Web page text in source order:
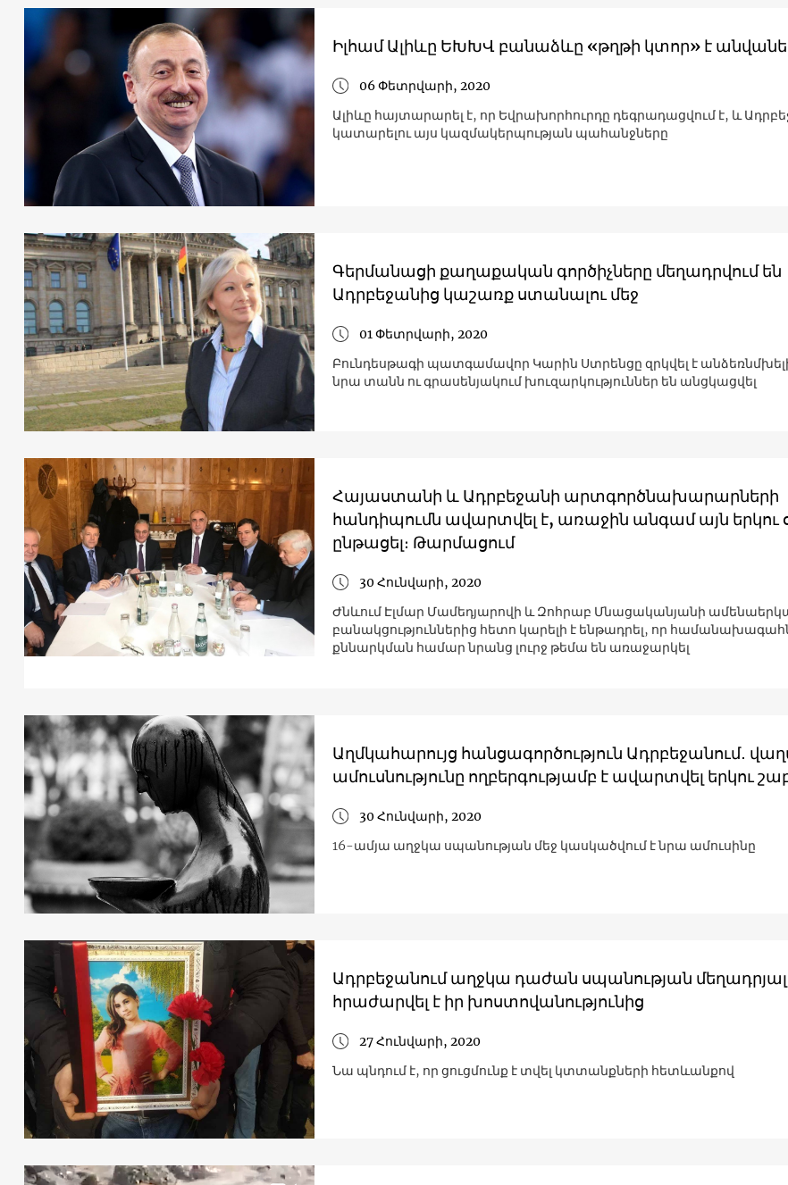
Իլհամ Ալիևը ԵԽԽՎ բանաձևը «թղթի կտոր» է
06 Փետրվարի, 2020
Ալիևը հայտարարել է, որ Եվրախորհուրդը դեգրադացվում է, և
կատարելու այս կազմակերպության պահանջները
Գերմանացի քաղաքական գործիչները մեղադրվում են
Ադրբեջանից կաշառք ստանալու մեջ
01 Փետրվարի, 2020
Բունդեսթագի պատգամավոր Կարին Ստրենցը զրկվել է
նրա տանն ու գրասենյակում խուզարկություններ են անցկացվել
Հայաստանի և Ադրբեջանի արտգործնախարարների
հանդիպումն ավարտվել է, առաջին անգամ այն երկու
ընթացել։ Թարմացում
30 Հունվարի, 2020
Ժնևում Էլմար Մամեդյարովի և Զոհրաբ Մնացականյանի
բանակցություններից հետո կարելի է ենթադրել, որ
քննարկման համար նրանց լուրջ թեմա են առաջարկել
Աղմկահարույց հանցագործություն Ադրբեջանում․
ամուսնությունը ողբերգությամբ է ավարտվել երկու
30 Հունվարի, 2020
16-ամյա աղջկա սպանության մեջ կասկածվում է նրա ամուսինը
Ադրբեջանում աղջկա դաժան սպանության
հրաժարվել է իր խոստովանությունից
27 Հունվարի, 2020
Նա պնդում է, որ ցուցմունք է տվել կտտանքների հետևանքով